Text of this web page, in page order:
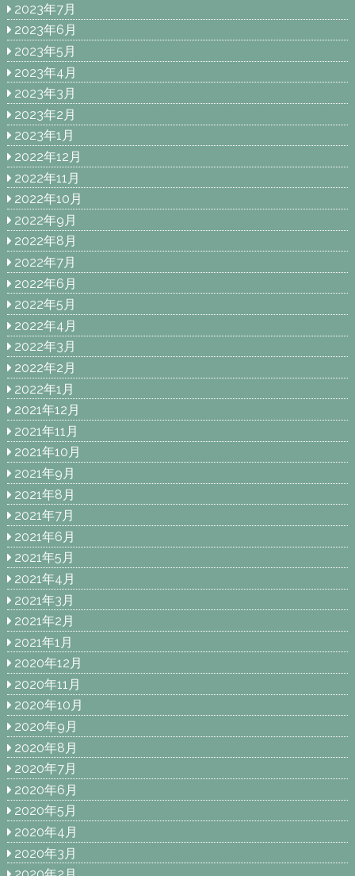
2023年7月
2023年6月
2023年5月
2023年4月
2023年3月
2023年2月
2023年1月
2022年12月
2022年11月
2022年10月
2022年9月
2022年8月
2022年7月
2022年6月
2022年5月
2022年4月
2022年3月
2022年2月
2022年1月
2021年12月
2021年11月
2021年10月
2021年9月
2021年8月
2021年7月
2021年6月
2021年5月
2021年4月
2021年3月
2021年2月
2021年1月
2020年12月
2020年11月
2020年10月
2020年9月
2020年8月
2020年7月
2020年6月
2020年5月
2020年4月
2020年3月